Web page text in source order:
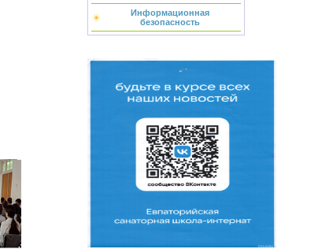
Информационная
безопасность